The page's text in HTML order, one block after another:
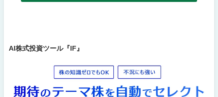
AI株式投資ツール『IF』